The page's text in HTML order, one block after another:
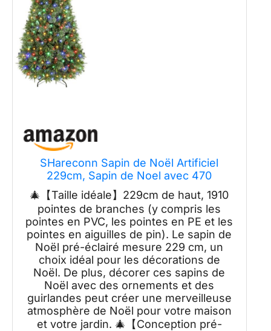
SHareconn Sapin de Noël Artificiel
229cm, Sapin de Noel avec 470
Lumières Blanches Chaudes et
Multicolores, 8 Modes d'éclairage, 1910
Pointes de Branche et Support, avec
Pomme de pin, Métal Pliable
🎄【Taille idéale】229cm de haut, 1910
pointes de branches (y compris les
pointes en PVC, les pointes en PE et les
pointes en aiguilles de pin). Le sapin de
Noël pré-éclairé mesure 229 cm, un
choix idéal pour les décorations de
Noël. De plus, décorer ces sapins de
Noël avec des ornements et des
guirlandes peut créer une merveilleuse
atmosphère de Noël pour votre maison
et votre jardin. 🎄【Conception pré-